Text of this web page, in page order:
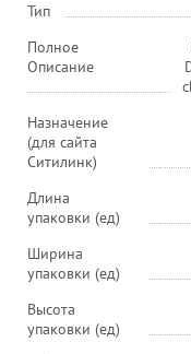
Тип
Полное
Описание
Назначение
(для сайта
Ситилинк)
Длина
упаковки (ед)
Ширина
упаковки (ед)
Высота
упаковки (ед)